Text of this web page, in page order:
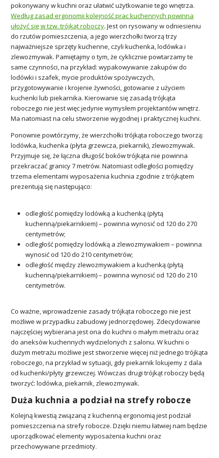
pokonywany w kuchni oraz ułatwić użytkowanie tego wnętrza.
Według zasad ergonomii kolejność prac kuchennych powinna
ułożyć się w tzw. trójkąt roboczy. Jest on rysowany w odniesieniu
do rzutów pomieszczenia, a jego wierzchołki tworzą trzy
najważniejsze sprzęty kuchenne, czyli kuchenka, lodówka i
zlewozmywak. Pamiętajmy o tym, że cyklicznie powtarzamy te
same czynności, na przykład: wypakowywanie zakupów do
lodówki i szafek, mycie produktów spożywczych,
przygotowywanie i krojenie żywności, gotowanie z użyciem
kuchenki lub piekarnika. Kierowanie się zasadą trójkąta
roboczego nie jest więc jedynie wymysłem projektantów wnętrz.
Ma natomiast na celu stworzenie wygodnej i praktycznej kuchni.
Ponownie powtórzymy, że wierzchołki trójkąta roboczego tworzą:
lodówka, kuchenka (płyta grzewcza, piekarnik), zlewozmywak.
Przyjmuje się, że łączna długość boków trójkąta nie powinna
przekraczać granicy 7 metrów. Natomiast odległości pomiędzy
trzema elementami wyposażenia kuchnia zgodnie z trójkątem
prezentują się następująco:
odległość pomiędzy lodówką a kuchenką (płytą
kuchenną/piekarnikiem) – powinna wynosić od 120 do 270
centymetrów;
odległość pomiędzy lodówką a zlewozmywakiem – powinna
wynosić od 120 do 210 centymetrów;
odległość między zlewozmywakiem a kuchenką (płytą
kuchenną/piekarnikiem) – powinna wynosić od 120 do 210
centymetrów.
Co ważne, wprowadzenie zasady trójkąta roboczego nie jest
możliwe w przypadku zabudowy jednorzędowej. Zdecydowanie
najczęściej wybierana jest ona do kuchni o małym metrażu oraz
do aneksów kuchennych wydzielonych z salonu. W kuchni o
dużym metrażu możliwe jest stworzenie więcej niż jednego trójkąta
roboczego, na przykład w sytuacji, gdy piekarnik lokujemy z dala
od kuchenki/płyty grzewczej. Wówczas drugi trójkąt roboczy będą
tworzyć: lodówka, piekarnik, zlewozmywak.
Duża kuchnia a podział na strefy robocze
Kolejną kwestią związaną z kuchenną ergonomią jest podział
pomieszczenia na strefy robocze. Dzięki niemu łatwiej nam będzie
uporządkować elementy wyposażenia kuchni oraz
przechowywane przedmioty.